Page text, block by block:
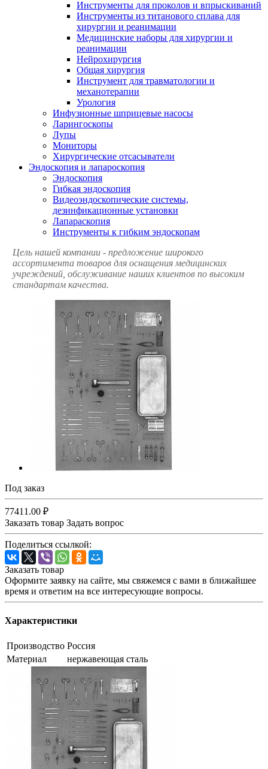
Инструменты для проколов и впрыскиваний
Инструменты из титанового сплава для
хирургии и реанимации
Медицинские наборы для хирургии и
реанимации
Нейрохирургия
Общая хирургия
Инструмент для травматологии и
механотерапии
Урология
Инфузионные шприцевые насосы
Ларингоскопы
Лупы
Мониторы
Хирургические отсасыватели
Эндоскопия и лапароскопия
Эндоскопия
Гибкая эндоскопия
Видеоэндоскопические системы,
дезинфикационные установки
Лапараскопия
Инструменты к гибким эндоскопам
Цель нашей компании - предложение широкого
ассортимента товаров для оснащения медицинских
учреждений, обслуживание наших клиентов по высоким
стандартам качества.
Под заказ
77411.00 ₽
Заказать товар Задать вопрос
Поделиться ссылкой:
Заказать товар
Оформите заявку на сайте, мы свяжемся с вами в ближайшее
время и ответим на все интересующие вопросы.
Характеристики
Производство Россия
Материал
нержавеющая сталь